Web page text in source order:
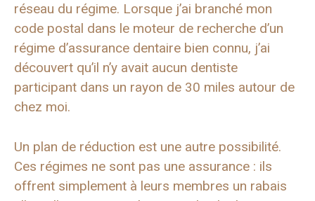
réseau du régime. Lorsque j’ai branché mon
code postal dans le moteur de recherche d’un
régime d’assurance dentaire bien connu, j’ai
découvert qu’il n’y avait aucun dentiste
participant dans un rayon de 30 miles autour de
chez moi.
Un plan de réduction est une autre possibilité.
Ces régimes ne sont pas une assurance : ils
offrent simplement à leurs membres un rabais